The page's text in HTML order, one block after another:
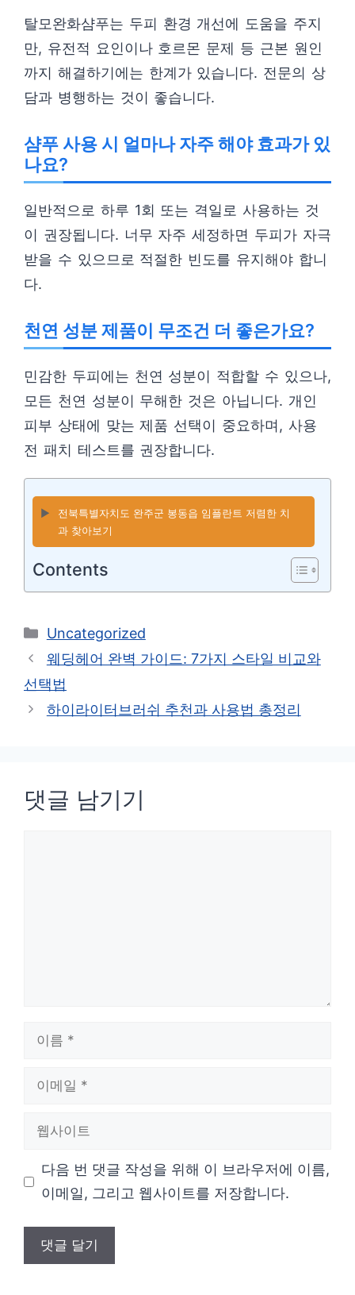
탈모완화샴푸는 두피 환경 개선에 도움을 주지
만, 유전적 요인이나 호르몬 문제 등 근본 원인
까지 해결하기에는 한계가 있습니다. 전문의 상
담과 병행하는 것이 좋습니다.
샴푸 사용 시 얼마나 자주 해야 효과가 있
나요?
일반적으로 하루 1회 또는 격일로 사용하는 것
이 권장됩니다. 너무 자주 세정하면 두피가 자극
받을 수 있으므로 적절한 빈도를 유지해야 합니
다.
천연 성분 제품이 무조건 더 좋은가요?
민감한 두피에는 천연 성분이 적합할 수 있으나,
모든 천연 성분이 무해한 것은 아닙니다. 개인
피부 상태에 맞는 제품 선택이 중요하며, 사용
전 패치 테스트를 권장합니다.
▶️
전북특별자치도 완주군 봉동읍 임플란트 저렴한 치
과 찾아보기
Contents
카
테
리
Uncategorized
웨딩헤어 완벽 가이드: 7가지 스타일 비교와
선택법
하이라이터브러쉬 추천과 사용법 총정리
댓글 남기기
다음 번 댓글 작성을 위해 이 브라우저에 이름,
이메일, 그리고 웹사이트를 저장합니다.